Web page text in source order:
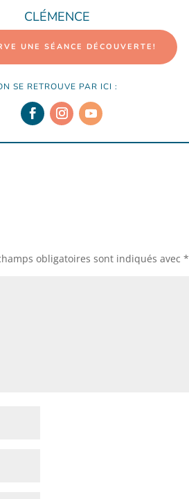
CLÉMENCE
UNE SÉANCE DÉCOUVERTE!
SE RETROUVE PAR ICI :
obligatoires sont indiqués avec*